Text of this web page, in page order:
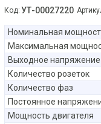
Код: УТ-00027220
Номинальная
Максимальная
Выходное напряжение
Количество розеток
Количество фаз
Постоянное
Мощность двигателя